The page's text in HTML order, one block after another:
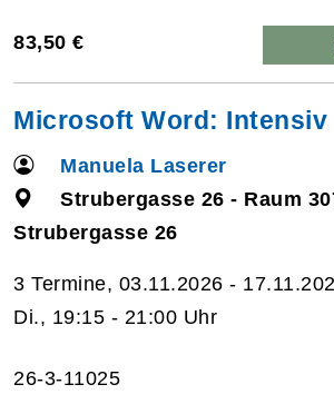
83,50 €
Microsoft Word: Intensiv
Manuela Laserer
Strubergasse 26 - Raum
Strubergasse 26
3 Termine, 03.11.2026 -
Di., 19:15 - 21:00 Uhr
26-3-11025